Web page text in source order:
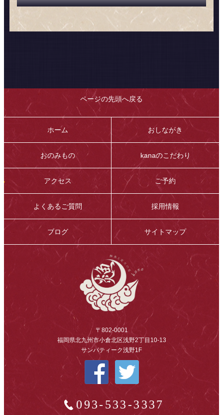
ページの先頭へ戻る
ホーム おしながき
おのみもの kanaのこだわり
アクセス ご予約
よくあるご質問 採用情報
ブログ サイトマップ
〒802-0001
福岡県北九州市小倉北区浅野2丁目10-13
サンパティーク浅野1F
093-533-3337